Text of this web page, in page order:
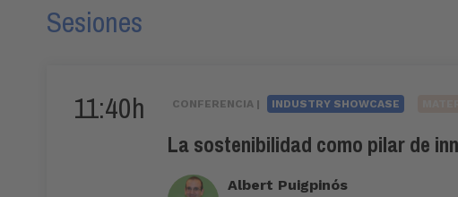
Sesiones
11:40h CONFERENCIA | INDUSTRY SHOWCASE
La sostenibilidad como pilar de
Albert Puigpinós